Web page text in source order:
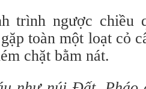
trình ngược chiều
toàn một loạt cỏ
chặt bằm nát.